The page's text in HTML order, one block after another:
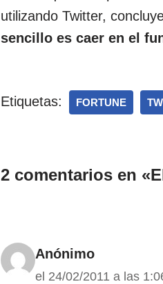
utilizando Twitter,
sencillo es caer en el
Etiquetas: FORTUNE
2 comentarios en
Anónimo
el 24/02/2011 a las